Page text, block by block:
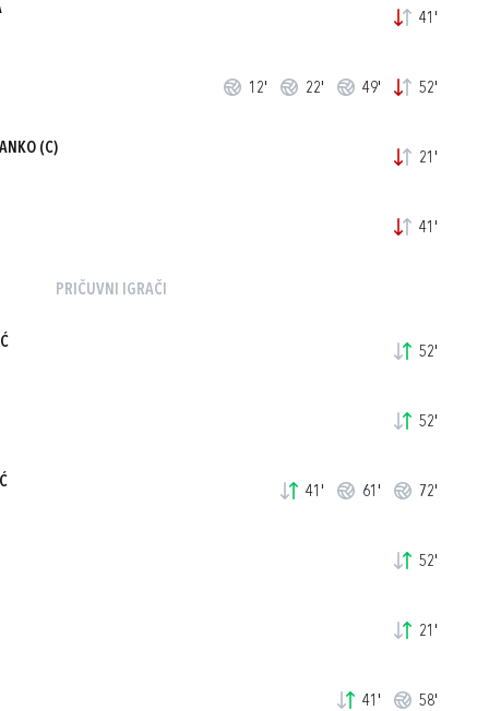
41'
12' 22' 49' 52'
(C)
21'
41'
PRIČUVNI IGRAČI
52'
52'
41' 61' 72'
52'
21'
41' 58'